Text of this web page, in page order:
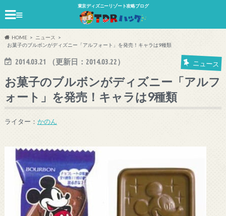
東京ディズニーリゾート攻略ブログ
≡
HOME
ニュース
お菓子のブルボンがディズニー「アルフォート」を発売！キャラは9種類
2014.03.21 （更新日： 2014.03.22） ニュース
お菓子のブルボンがディズニー「アルフ
ォート」を発売！キャラは9種類
ライター： かのん